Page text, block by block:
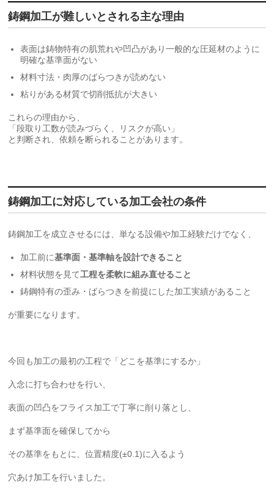
鋳鋼加工が難しいとされる主な理由
表面は鋳物特有の肌荒れや凹凸があり一般的な圧延材のように
明確な基準面がない
材料寸法・肉厚のばらつきが読めない
粘りがある材質で切削抵抗が大きい
これらの理由から、
「段取り工数が読みづらく、リスクが高い」
と判断され、依頼を断られることがあります。
鋳鋼加工に対応している加工会社の条件
鋳鋼加工を成立させるには、単なる設備や加工経験だけでなく、
加工前に基準面・基準軸を設計できること
材料状態を見て工程を柔軟に組み直せること
鋳鋼特有の歪み・ばらつきを前提にした加工実績があること
が重要になります。
今回も加工の最初の工程で「どこを基準にするか」
入念に打ち合わせを行い、
表面の凹凸をフライス加工で丁寧に削り落とし、
まず基準面を確保してから
その基準をもとに、位置精度(±0.1)に入るよう
穴あけ加工を行いました。